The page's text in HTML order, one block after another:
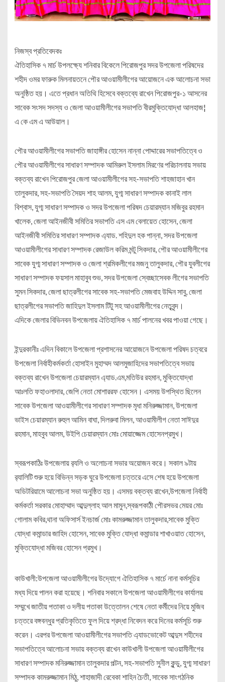
নিজস্ব প্রতিবেদকঃ
ঐতিহাসিক ৭ মার্চ উপলক্ষ্যে শনিবার বিকেলে পিরোজপুর সদর উপজেলা পরিষদের
শহীদ ওমর ফারুক মিলনায়তনে পৌর আওয়ামীলীগের আয়োজনে এক আলোচনা সভা
অনুষ্ঠিত হয়। এতে প্রধান অতিথি হিসেবে বক্তব্যে রাখেন পিরোজপুর-১ আসনের
সাবেক সংসদ সদস্য ও জেলা আওয়ামীলীগের সভাপতি বীরমুক্তিযোদ্ধা আলহাজ¦
এ কে এম এ আউয়াল।
পৌর আওয়ামীলীগের সভাপতি জাহাঙ্গীর হোসেন নান্না পোদ্দারের সভাপতিত্বে ও
পৌর আওয়ামীলীগের সাধারণ সম্পাদক আমিরুল ইসলাম মিরণের পরিচালনায় সভায়
বক্তব্য রাখেন পিরোজপুর জেলা আওয়ামীলীগের সহ-সভাপতি শাহজাহান খান
তালুকদার, সহ-সভাপতি সৈয়দ শাহ আলম, যুগ্ম সাধারণ সম্পাদক কানাই লাল
বিশ্বাস, যুগ্ম সাধারণ সম্পাদক ও সদর উপজেলা পরিষদ চেয়ারম্যান মজিবুর রহমান
খালেক, জেলা আইনজীবী সমিতির সভাপতি এস এম বেলায়েত হোসেন, জেলা
আইনজীবী সমিতির সাধারণ সম্পাদক এ্যাড. শহিদুল হক পান্না, সদর উপজেলা
আওয়ামীলীগের সাধারণ সম্পাদক রেজাউল করিম মন্টু সিকদার, পৌর আওয়ামীলীগের
সাবেক যুগ্ম সাধারণ সম্পাদক ও জেলা শ্রমিকলীগের মজনু তালুকদার, পৌর যুবলীগের
সাধারণ সম্পাদক ফয়সাল মাহাবুব শুভ, সদর উপজেলা স্বেচ্ছাসেবক লীগের সভাপতি
সুমন সিকদার, জেলা ছাত্রলীগের সাবেক সহ-সভাপতি মেজবাহ উদ্দিন সাবু, জেলা
ছাত্রলীগের সভাপতি জাহিদুল ইসলাম টিটু সহ আওয়ামীলীগের নেতৃবৃন্দ।
এদিকে জেলার বিভিনবন উপজেলায় ঐতিহাসিক ৭ মার্চ পালনের খবর পাওয়া গেছে।
ইন্দুরকানীঃ এদিন বিকালে উপজেলা প্রশাসনের আয়োজনে উপজেলা পরিষদ চত্বরে
উপজেলা নির্বাহীকর্মকর্তা হোসাইন মুহাম্মদ আলমুজাহিদের সভাপতিত্বে সভায়
বক্তব্য রাখেন উপজেলা চেয়ারম্যান এ্যাড.এম,মতিউর রহমান, মুক্তিযোদ্ধা
আঃলতি ফহাওলাদার, জেপি নেতা মোশাররফ হোসেন। এসময় উপস্থিত ছিলেন
সাবেক উপজেলা আওয়ামীলীগের সাধারণ সম্পাদক মৃধা মনিরুজ্জামান, উপজেলা
ভাইস চেয়ারম্যান রুহুল আমিন বাঘা, দিলরুবা মিলন, আওয়ামীলীগ নেতা সাঈদুর
রহমান, মাহবুব আলম, উইপি চেয়ারম্যান মোঃ মোয়াজ্জেম হোসেনপ্রমুখ।
স্বরূপকাঠিঃ উপজেলায় র‌্যলি ও অলোচনা সভার অয়োজন করে। সকাল ৯টায়
র‌্যালিটি শুরু হয়ে বিভিন্ন সড়ক ঘুরে উপজেলা চত্তরে এসে শেষ হয়ে উপজেলা
অডিটরিয়ামে আলোচনা সভা অনুষ্ঠিত হয়। এসময় বক্তব্য রাখেন,উপজেলা নির্বাহী
কর্মকর্তা সরকার মোহাম্মাদ আব্দুল্লাহ আল মামুন,স্বরূপকাঠী পৌরসভর মেয়র মোঃ
গোলাম কবির,থানা অফিসার্স ইনচার্জ মোঃ কামরুজ্জামান তালুকদার,সাবেক মুক্তি
যোদ্ধা কমান্ডার জাহিদ হোসেন, সাবেক মুক্তি যোদ্ধা কমান্ডার শাখাওয়াত হোসেন,
মুক্তিযোদ্ধা মজিবর হোসেন প্রমুখ।
কাউখালী:উপজেলা আওয়ামীলীগের উদ্যোগে ঐতিহাসিক ৭ মার্চে নানা কর্মসূচির
মধ্য দিয়ে পালন করা হয়েছে। শনিবার সকালে উপজেলা আওয়ামীলীগের কার্যালয়
সম্মুখে জাতীয় পতাকা ও দলীয় পতাকা উত্তোলন শেষে নেতা কর্মীদের নিয়ে মুজিব
চত্তরে বঙ্গবন্ধুর প্রতিকৃতিতে ফুল দিয়ে শ্রদ্ধা নিবেদন করে দিনের কর্মসূচি শুরু
করেন। এরপর উপজেলা আওয়ামীলীগের সভাপতি এ্যাডভোকেট আব্দুস শহীদের
সভাপতিত্বে আলোচনা সভায় বক্তব্য রাখেন কাউখালী উপজেলা আওয়ামীলীগের
সাধারণ সম্পাদক মনিরুজ্জামান তালুকদার পল্টন, সহ-সভাপতি সুনীল কুন্ডু, যুগ্ম সাধারণ
সম্পাদক কামরুজ্জামান মিঠু, শাহাজাদী রেবেকা শাহিন চৈতী, সাবেক সাংগঠনিক